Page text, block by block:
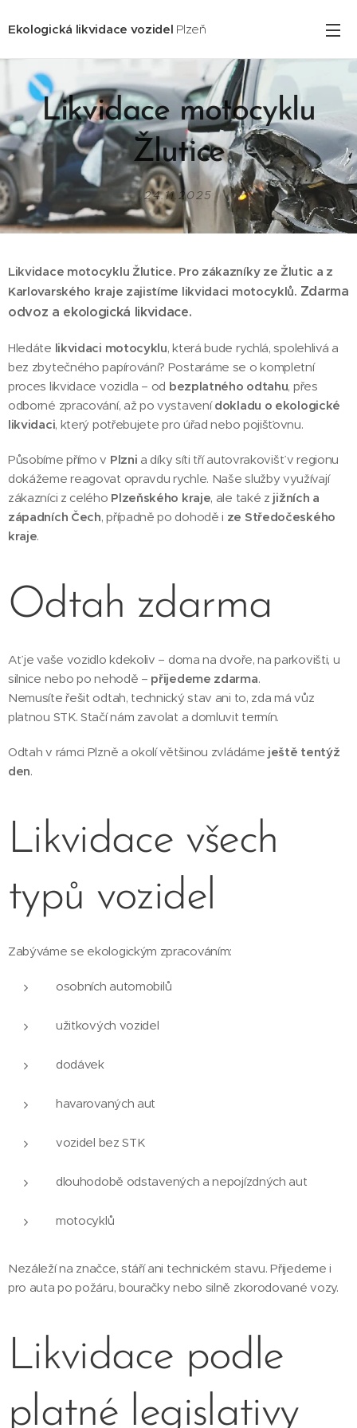
Ekologická likvidace vozidel Plzeň
Likvidace motocyklu
Žlutice
24.11.2025
Likvidace motocyklu Žlutice. Pro zákazníky ze Žlutic a z
Karlovarského kraje zajistíme likvidaci motocyklů. Zdarma
odvoz a ekologická likvidace.
Hledáte likvidaci motocyklu, která bude rychlá, spolehlivá a
bez zbytečného papírování? Postaráme se o kompletní
proces likvidace vozidla – od bezplatného odtahu, přes
odborné zpracování, až po vystavenídokladu o ekologické
likvidaci, který potřebujete pro úřad nebo pojišťovnu.
Působíme přímo v Plzni a díky síti tří autovrakovišť v regionu
dokážeme reagovat opravdu rychle. Naše služby využívají
zákazníci z celého Plzeňského kraje, ale také z jižních a
západních Čech, případně po dohodě i ze Středočeského
kraje.
Odtah zdarma
Ať je vaše vozidlo kdekoliv – doma na dvoře, na parkovišti, u
silnice nebo po nehodě – přijedeme zdarma.
Nemusíte řešit odtah, technický stav ani to, zda má vůz
platnou STK. Stačí nám zavolat a domluvit termín.
Odtah v rámci Plzně a okolí většinou zvládáme ještě tentýž
den.
Likvidace všech
typů vozidel
Zabýváme se ekologickým zpracováním:
osobních automobilů
užitkových vozidel
dodávek
havarovaných aut
vozidel bez STK
dlouhodobě odstavených a nepojízdných aut
motocyklů
Nezáleží na značce, stáří ani technickém stavu. Přijedeme i
pro auta po požáru, bouračky nebo silně zkorodované vozy.
Likvidace podle
platné legislativy